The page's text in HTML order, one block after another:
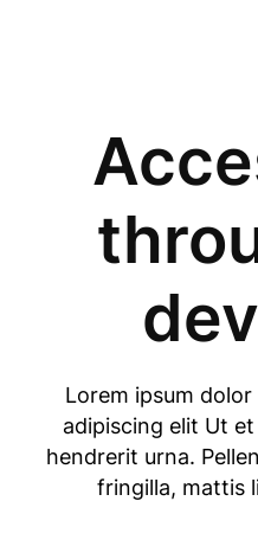
Lorem ipsum
adipiscing elit Ut
hendrerit urna.
fringilla, mattis